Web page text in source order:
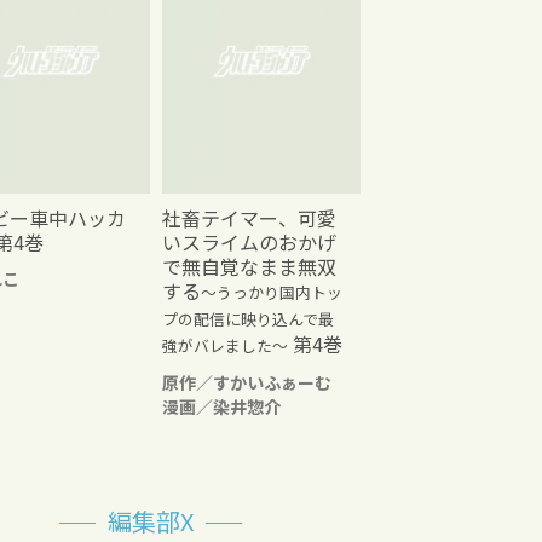
ー車中ハッカ
4巻
社畜テイマー、可愛
いスライムのおかげ
で無自覚なまま無双
する～うっかり国内トッ
プの配信に映り込んで最
強がバレました～ 第4巻
原作／すかいふぁーむ
漫画／染井惣介
編集部X